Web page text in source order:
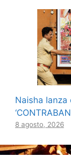
Naisha lanza
8 agosto, 2026